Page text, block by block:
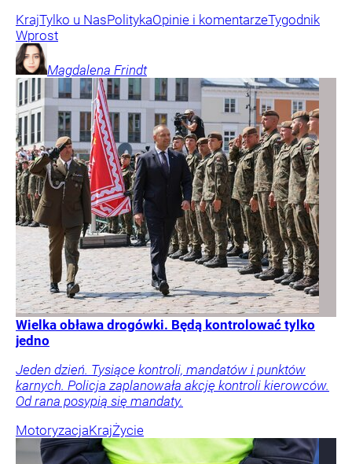
KrajTylko u NasPolitykaOpinie i komentarzeTygodnik
Wprost
Magdalena Frindt
Wielka obława drogówki. Będą kontrolować tylko
jedno
Jeden dzień. Tysiące kontroli, mandatów i punktów
karnych. Policja zaplanowała akcję kontroli kierowców.
Od rana posypią się mandaty.
MotoryzacjaKrajŻycie